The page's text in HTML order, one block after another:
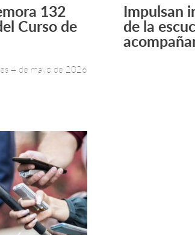
Leer más +
132
Curso de
4 de mayo de 2026
Impulsan
de la